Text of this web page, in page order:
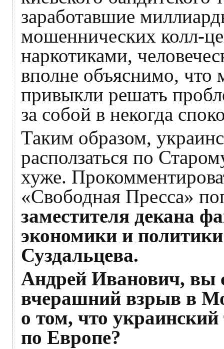
заработавшие
мошеннических колл-
наркотиками,
вполне объяснимо,
привыкли решать
за собой в некогда
Таким образом,
расползаться по
хуже.
«Свободная Пресса»
заместителя декана
экономики и
Суздальцева.
Андрей Иванович, вы
вчерашний взрыв в
о том, что украинский
по Европе?